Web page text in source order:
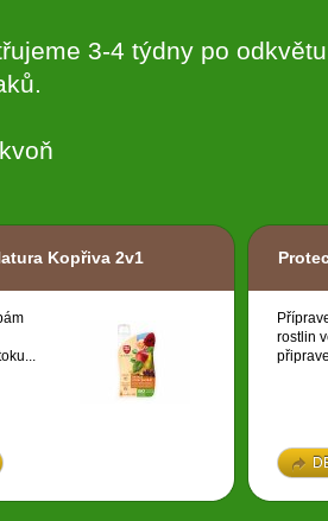
3-4 týdny po
Kopřiva 2v1
rostlin